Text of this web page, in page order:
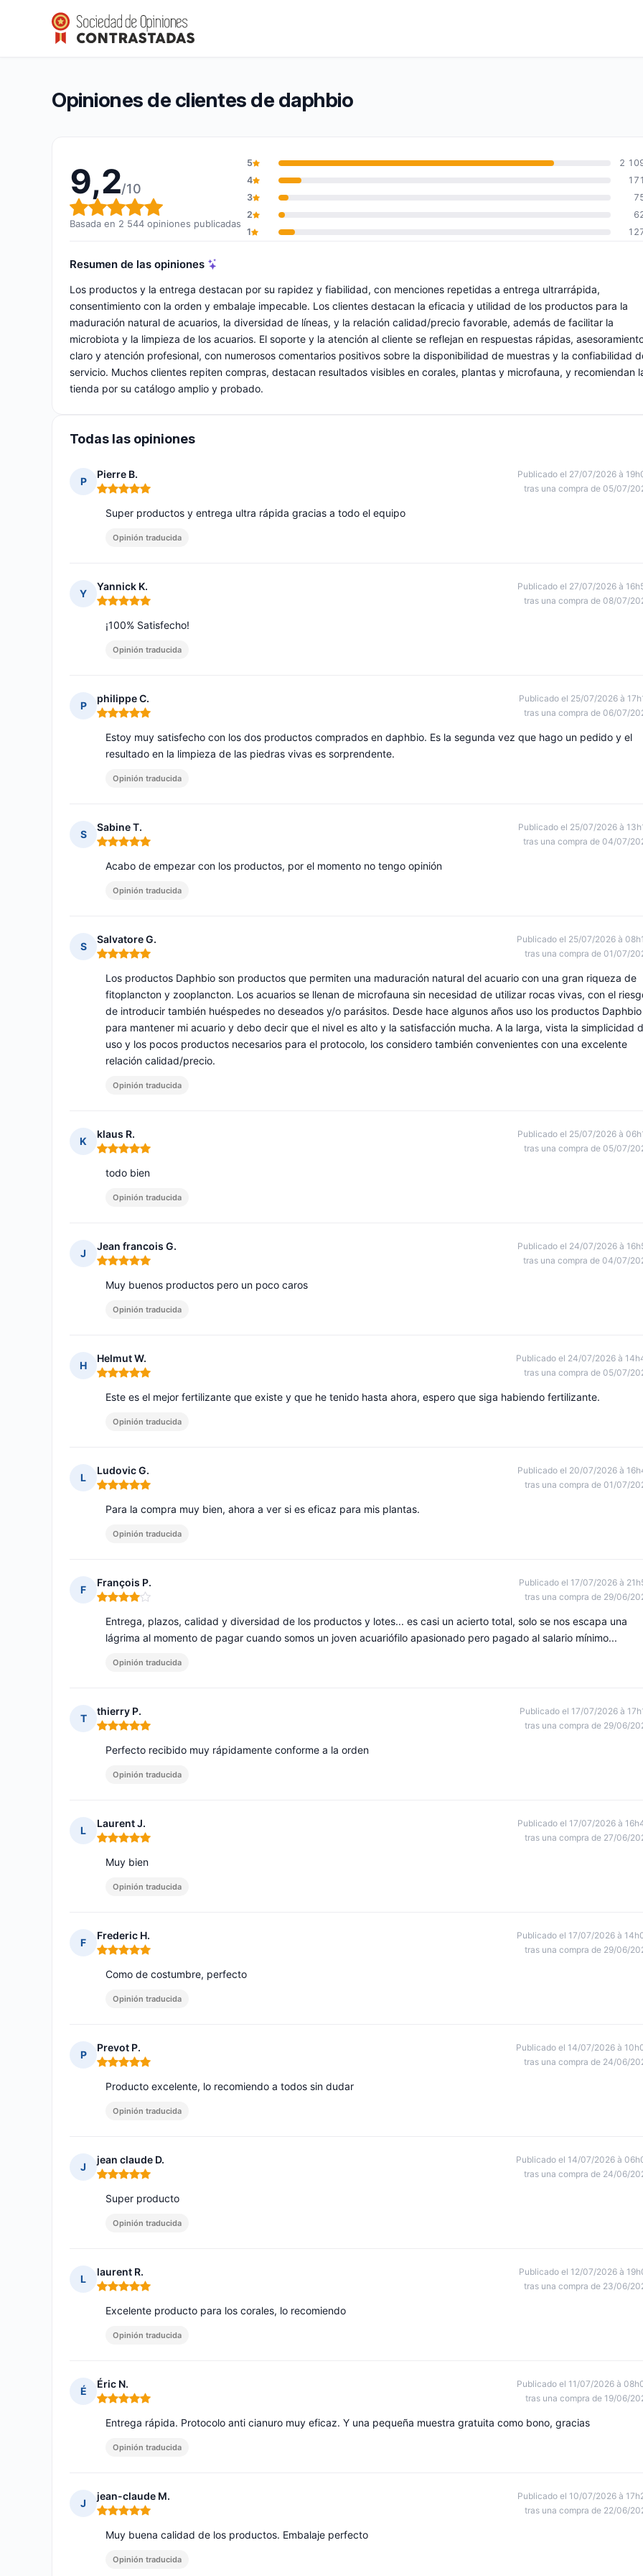
daphbio
Calificación global: 9,2 de 10
9,2/10(2 544 opiniones)
Opiniones de clientes de daphbio
9,2/10
Calificación global: 9,2 de 10
Basada en 2 544 opiniones publicadas
5
2
4
171
3
2
1
Resumen de las opiniones
Los productos y la entrega destacan por su rapidez y fiabilidad, con menciones repetidas a entrega ultrarrápida,
consentimiento con la orden y embalaje impecable. Los clientes destacan la eficacia y utilidad de los productos para la
maduración natural de acuarios, la diversidad de líneas, y la relación calidad/precio favorable, además de facilitar la
microbiota y la limpieza de los acuarios. El soporte y la atención al cliente se reflejan en respuestas rápidas,
claro y atención profesional, con numerosos comentarios positivos sobre la disponibilidad de muestras y la confiabilidad
servicio. Muchos clientes repiten compras, destacan resultados visibles en corales, plantas y microfauna, y recomiendan
tienda por su catálogo amplio y probado.
Todas las opiniones
P
Pierre B.
Nota: 5 de 5
Publicado el 27/07/2026 à
tras una compra de 05/07/
Super productos y entrega ultra rápida gracias a todo el equipo
Opinión traducida
Y
Yannick K.
Nota: 5 de 5
Publicado el 27/07/2026 à
tras una compra de 08/07/
¡100% Satisfecho!
Opinión traducida
P
philippe C.
Nota: 5 de 5
Publicado el 25/07/2026 à
tras una compra de 06/07/
Estoy muy satisfecho con los dos productos comprados en daphbio. Es la segunda vez que hago un pedido y el
resultado en la limpieza de las piedras vivas es sorprendente.
Opinión traducida
S
Sabine T.
Nota: 5 de 5
Publicado el 25/07/2026 à
tras una compra de 04/07/
Acabo de empezar con los productos, por el momento no tengo opinión
Opinión traducida
S
Salvatore G.
Nota: 5 de 5
Publicado el 25/07/2026 à
tras una compra de 01/07/
Los productos Daphbio son productos que permiten una maduración natural del acuario con una gran riqueza de
fitoplancton y zooplancton. Los acuarios se llenan de microfauna sin necesidad de utilizar rocas vivas, con el
de introducir también huéspedes no deseados y/o parásitos. Desde hace algunos años uso los productos Daphbio
para mantener mi acuario y debo decir que el nivel es alto y la satisfacción mucha. A la larga, vista la simplicidad
uso y los pocos productos necesarios para el protocolo, los considero también convenientes con una excelente
relación calidad/precio.
Opinión traducida
K
klaus R.
Nota: 5 de 5
Publicado el 25/07/2026 à
tras una compra de 05/07/
todo bien
Opinión traducida
J
Jean francois G.
Nota: 5 de 5
Publicado el 24/07/2026 à
tras una compra de 04/07/
Muy buenos productos pero un poco caros
Opinión traducida
H
Helmut W.
Nota: 5 de 5
Publicado el 24/07/2026 à
tras una compra de 05/07/
Este es el mejor fertilizante que existe y que he tenido hasta ahora, espero que siga habiendo fertilizante.
Opinión traducida
L
Ludovic G.
Nota: 5 de 5
Publicado el 20/07/2026 à
tras una compra de 01/07/
Para la compra muy bien, ahora a ver si es eficaz para mis plantas.
Opinión traducida
F
François P.
Nota: 4 de 5
Publicado el 17/07/2026 à
tras una compra de 29/06/
Entrega, plazos, calidad y diversidad de los productos y lotes... es casi un acierto total, solo se nos escapa una
lágrima al momento de pagar cuando somos un joven acuariófilo apasionado pero pagado al salario mínimo...
Opinión traducida
T
thierry P.
Nota: 5 de 5
Publicado el 17/07/2026 à
tras una compra de 29/06/
Perfecto recibido muy rápidamente conforme a la orden
Opinión traducida
L
Laurent J.
Nota: 5 de 5
Publicado el 17/07/2026 à
tras una compra de 27/06/
Muy bien
Opinión traducida
F
Frederic H.
Nota: 5 de 5
Publicado el 17/07/2026 à
tras una compra de 29/06/
Como de costumbre, perfecto
Opinión traducida
P
Prevot P.
Nota: 5 de 5
Publicado el 14/07/2026 à
tras una compra de 24/06/
Producto excelente, lo recomiendo a todos sin dudar
Opinión traducida
J
jean claude D.
Nota: 5 de 5
Publicado el 14/07/2026 à
tras una compra de 24/06/
Super producto
Opinión traducida
L
laurent R.
Nota: 5 de 5
Publicado el 12/07/2026 à
tras una compra de 23/06/
Excelente producto para los corales, lo recomiendo
Opinión traducida
É
Éric N.
Nota: 5 de 5
Publicado el 11/07/2026 à
tras una compra de 19/06/
Entrega rápida. Protocolo anti cianuro muy eficaz. Y una pequeña muestra gratuita como bono, gracias
Opinión traducida
J
jean-claude M.
Nota: 5 de 5
Publicado el 10/07/2026 à
tras una compra de 22/06/
Muy buena calidad de los productos. Embalaje perfecto
Opinión traducida